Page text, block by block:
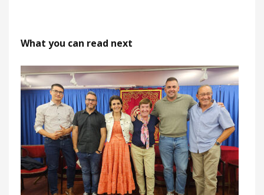
What you can read next